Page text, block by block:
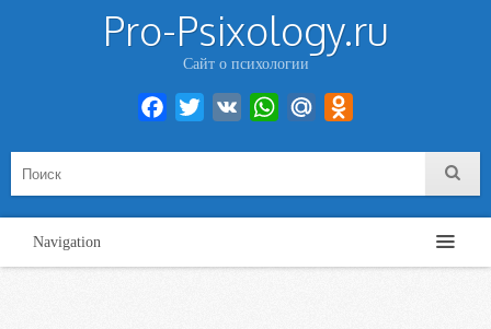
Pro-Psixology.ru
Сайт о психологии
Facebook
Twitter VK WhatsAppMail.Ru
Navigation